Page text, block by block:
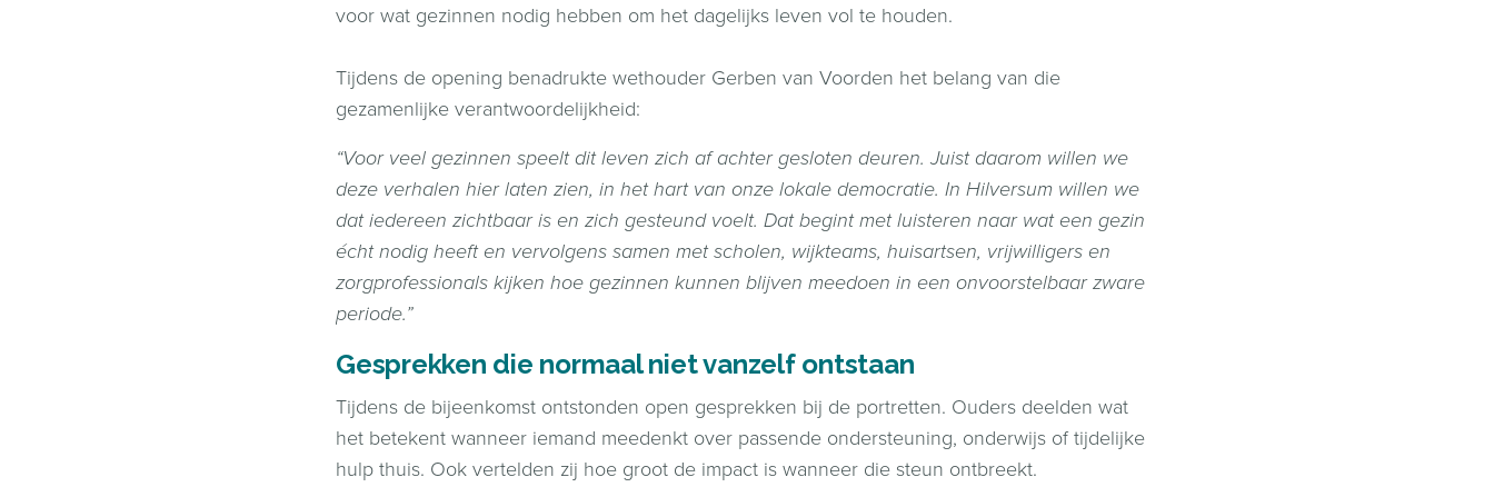
voor wat gezinnen nodig hebben om het dagelijks leven vol te houden.
Tijdens de opening benadrukte wethouder Gerben van Voorden het belang van die
gezamenlijke verantwoordelijkheid:
“Voor veel gezinnen speelt dit leven zich af achter gesloten deuren. Juist daarom willen we
deze verhalen hier laten zien, in het hart van onze lokale democratie. In Hilversum willen we
dat iedereen zichtbaar is en zich gesteund voelt. Dat begint met luisteren naar wat een gezin
écht nodig heeft en vervolgens samen met scholen, wijkteams, huisartsen, vrijwilligers en
zorgprofessionals kijken hoe gezinnen kunnen blijven meedoen in een onvoorstelbaar zware
periode.”
Gesprekken die normaal niet vanzelf ontstaan
Tijdens de bijeenkomst ontstonden open gesprekken bij de portretten. Ouders deelden wat
het betekent wanneer iemand meedenkt over passende ondersteuning, onderwijs of tijdelijke
hulp thuis. Ook vertelden zij hoe groot de impact is wanneer die steun ontbreekt.